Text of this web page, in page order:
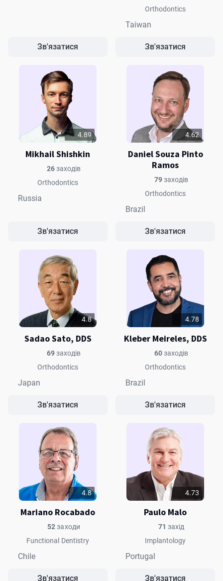
Зв'язатися
Orthodontics
Taiwan
Зв'язатися
4.89
Mikhail Shishkin
26заходів
Orthodontics
Russia
Зв'язатися
4.62
Daniel Souza Pinto
Ramos
79заходів
Orthodontics
Brazil
Зв'язатися
4.8
Sadao Sato, DDS
69заходів
Orthodontics
Japan
Зв'язатися
4.78
Kleber Meireles, DDS
60заходів
Orthodontics
Brazil
Зв'язатися
4.8
Mariano Rocabado
52 заходи
Functional Dentistry
Chile
Зв'язатися
4.73
Paulo Malo
71 захід
Implantology
Portugal
Зв'язатися